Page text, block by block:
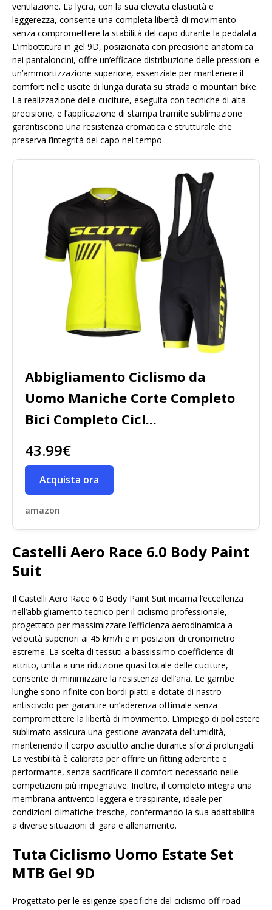
ventilazione. La lycra, con la sua elevata elasticità e
leggerezza, consente una completa libertà di movimento
senza compromettere la stabilità del capo durante la pedalata.
L’imbottitura in gel 9D, posizionata con precisione anatomica
nei pantaloncini, offre un’efficace distribuzione delle pressioni e
un’ammortizzazione superiore, essenziale per mantenere il
comfort nelle uscite di lunga durata su strada o mountain bike.
La realizzazione delle cuciture, eseguita con tecniche di alta
precisione, e l’applicazione di stampa tramite sublimazione
garantiscono una resistenza cromatica e strutturale che
preserva l’integrità del capo nel tempo.
Abbigliamento Ciclismo da
Uomo Maniche Corte Completo
Bici Completo Cicl...
43.99€
Acquista ora
amazon
Castelli Aero Race 6.0 Body Paint
Suit
Il Castelli Aero Race 6.0 Body Paint Suit incarna l’eccellenza
nell’abbigliamento tecnico per il ciclismo professionale,
progettato per massimizzare l’efficienza aerodinamica a
velocità superiori ai 45 km/h e in posizioni di cronometro
estreme. La scelta di tessuti a bassissimo coefficiente di
attrito, unita a una riduzione quasi totale delle cuciture,
consente di minimizzare la resistenza dell’aria. Le gambe
lunghe sono rifinite con bordi piatti e dotate di nastro
antiscivolo per garantire un’aderenza ottimale senza
compromettere la libertà di movimento. L’impiego di poliestere
sublimato assicura una gestione avanzata dell’umidità,
mantenendo il corpo asciutto anche durante sforzi prolungati.
La vestibilità è calibrata per offrire un fitting aderente e
performante, senza sacrificare il comfort necessario nelle
competizioni più impegnative. Inoltre, il completo integra una
membrana antivento leggera e traspirante, ideale per
condizioni climatiche fresche, confermando la sua adattabilità
a diverse situazioni di gara e allenamento.
Tuta Ciclismo Uomo Estate Set
MTB Gel 9D
Progettato per le esigenze specifiche del ciclismo off-road